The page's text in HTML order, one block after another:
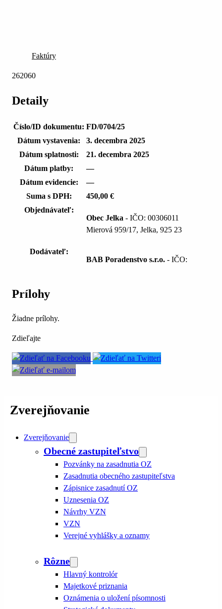
Faktúry
262060
Detaily
Číslo/ID dokumentu: FD/0704/25
Dátum vystavenia:
3. decembra 2025
Dátum splatnosti:
21. decembra 2025
Dátum platby:
—
Dátum evidencie:
—
Suma s DPH:
450,00 €
Objednávateľ:
Obec Jelka - IČO: 00306011
Mierová 959/17, Jelka, 925 23
Dodávateľ:
BAB Poradenstvo s.r.o. - IČO:
Prílohy
Žiadne prílohy.
Zdieľajte
Zverejňovanie
Zverejňovanie
Obecné zastupiteľstvo
Pozvánky na zasadnutia OZ
Zasadnutia obecného zastupiteľstva
Zápisnice zasadnutí OZ
Uznesenia OZ
Návrhy VZN
VZN
Verejné vyhlášky a oznamy
Rôzne
Hlavný kontrolór
Majetkové priznania
Oznámenia o uložení písomnosti